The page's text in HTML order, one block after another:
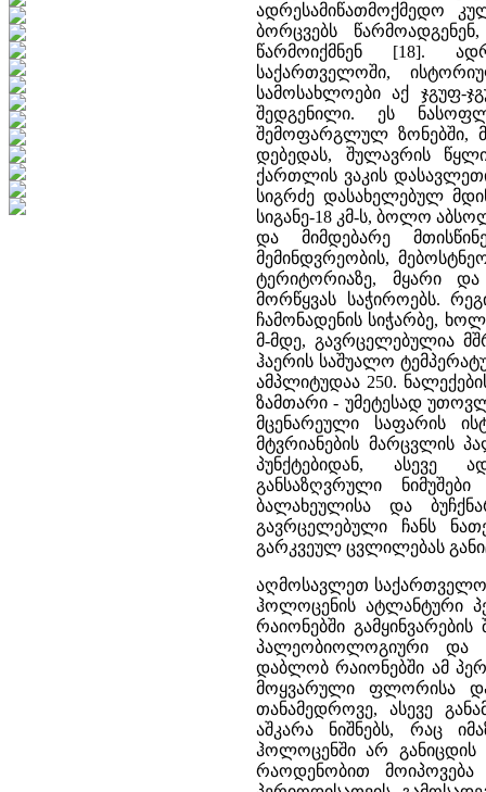
ადრესამიწათმოქმედო
ბორცვებს
წარმოიქმნენ [18].
საქართველოში,
სამოსახლოები აქ ჯგუფ-
შედგენილი. ეს
შემოფარგლულ ზონებში,
დებედას, შულავრის
ქართლის ვაკის
სიგრძე დასახელებულ
სიგანე-18 კმ-ს, ბოლო
და მიმდებარე
მემინდვრეობის,
ტერიტორიაზე, მყარი და
მორწყვას საჭიროებს.
ჩამონადენის სიჭარბე,
მ-მდე, გავრცელებულია
ჰაერის საშუალო
ამპლიტუდაა 250.
ზამთარი - უმეტესად
მცენარეული საფარის
მტვრიანების მარცვლის
პუნქტებიდან, ასევე
განსაზღვრული
ბალახეულისა და
გავრცელებული ჩანს
გარკვეულ ცვლილებას
აღმოსავლეთ
ჰოლოცენის ატლანტური
რაიონებში
პალეობიოლოგიური და
დაბლობ რაიონებში ამ
მოყვარული ფლორისა და
თანამედროვე, ასევე
აშკარა ნიშნებს, რაც
ჰოლოცენში არ
რაოდენობით მოიპოვება